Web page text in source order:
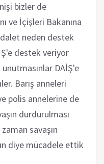
bizler de
ve İçişleri Bakanına
neden destek
destek veriyor
DAİŞ'e
Barış anneleri
polis annelerine de
durdurulması
savaşın
diye mücadele ettik